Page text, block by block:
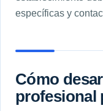
específicas y
Cómo
profesional